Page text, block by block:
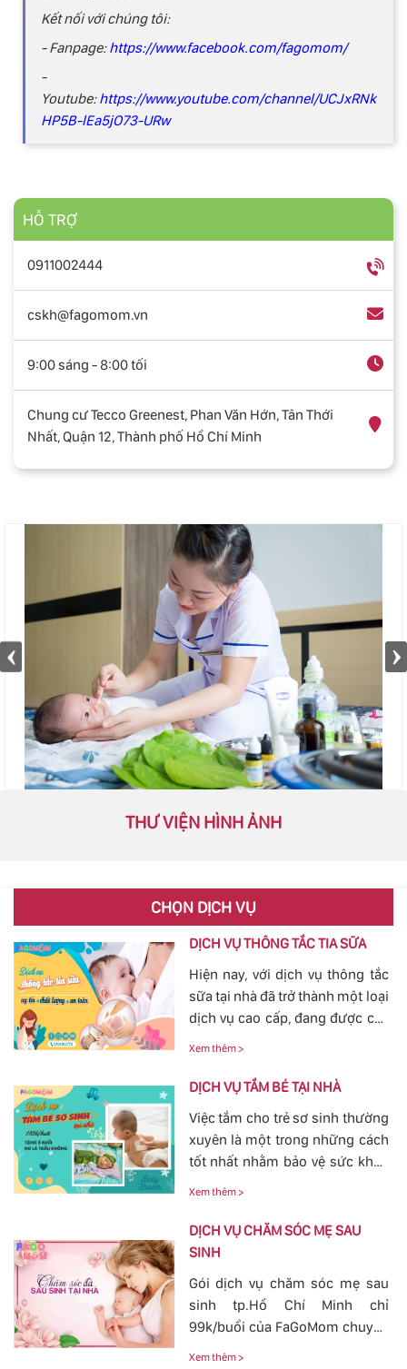
Kết nối với chúng tôi:
- Fanpage:https://www.facebook.com/fagomom/
-
Youtube:https://www.youtube.com/channel/UCJxRNk
HP5B-lEa5jO73-URw
HỖ TRỢ
0911002444
cskh@fagomom.vn
9:00 sáng - 8:00 tối
Chung cư Tecco Greenest, Phan Văn Hớn, Tân Thới
Nhất, Quận 12, Thành phố Hồ Chí Minh
THƯ VIỆN HÌNH ẢNH
CHỌN DỊCH VỤ
DỊCH VỤ THÔNG TẮC TIA SỮA
Hiện nay, với dịch vụ thông tắc
sữa tại nhà đã trở thành một loại
dịch vụ cao cấp, đang được các
mẹ đặc biệt quan tâm, bởi tình
phổ biến. Với việc thông tắc tia
chóng thông tia sữa, giảm bớt
các cơn đau cương cứng tại
vùng bầu vú, đảm bảo cho
nguồn sữa về đều cho bé bú.
Xem thêm >
DỊCH VỤ TẮM BÉ TẠI NHÀ
Việc tắm cho trẻ sơ sinh thường
xuyên là một trong những cách
tốt nhất nhằm bảo vệ sức khỏe
cho bé yêu tránh khỏi các nguy
Bởi vậy, nhu cầu tắm cho trẻ sơ
sinh ngày càn lớn, với dịch vụ
FaGoMom cung cấp tới các mẹ
không cần phải lo nghĩ về
chuyện massage và tắm cho
con yêu của mình.
Xem thêm >
DỊCH VỤ CHĂM SÓC MẸ SAU
SINH
Gói dịch vụ chăm sóc mẹ sau
sinh tp.Hồ Chí Minh chỉ
99k/buổi của FaGoMom chuyên
nghiệp, Dịch Vụ Hoàn Hảo,
Xem thêm >